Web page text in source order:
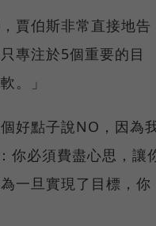
賈伯斯非常直接地告
專注於5個重要的目
。」
好點子說NO，因為
你必須費盡心思，讓
一旦實現了目標，你